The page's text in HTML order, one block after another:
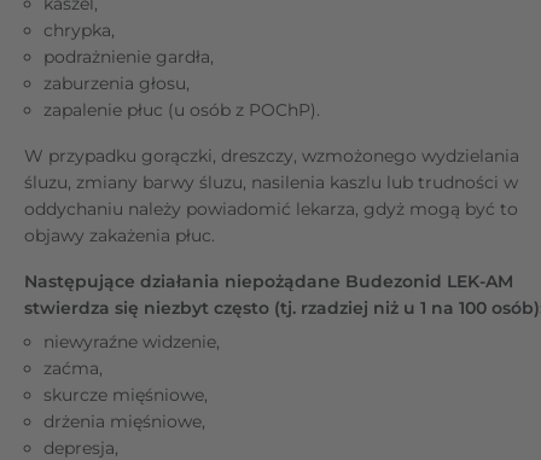
chrypka,
podrażnienie gardła,
zaburzenia głosu,
zapalenie płuc (u osób z POChP).
W przypadku gorączki, dreszczy, wzmożonego wydzielania
śluzu, zmiany barwy śluzu, nasilenia kaszlu lub trudności w
oddychaniu należy powiadomić lekarza, gdyż mogą być to
objawy zakażenia płuc.
Następujące działania niepożądane Budezonid LEK-AM
stwierdza się niezbyt często (tj. rzadziej niż u 1 na 100
niewyraźne widzenie,
zaćma,
skurcze mięśniowe,
drżenia mięśniowe,
depresja,